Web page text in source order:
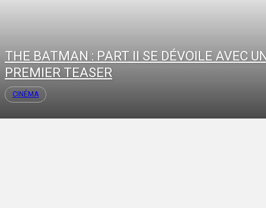
THE BATMAN : PART II SE DÉVOILE AVEC
PREMIER TEASER
CINÉMA